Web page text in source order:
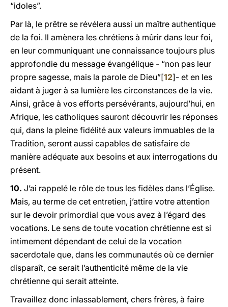
“idoles”.
Par là, le prêtre se révélera aussi un maître authentique
de la foi. Il amènera les chrétiens à mûrir dans leur foi,
en leur communiquant une connaissance toujours plus
approfondie du message évangélique - “non pas leur
propre sagesse, mais la parole de Dieu”[12]- et en les
aidant à juger à sa lumière les circonstances de la vie.
Ainsi, grâce à vos efforts persévérants, aujourd’hui, en
Afrique, les catholiques sauront découvrir les réponses
qui, dans la pleine fidélité aux valeurs immuables de la
Tradition, seront aussi capables de satisfaire de
manière adéquate aux besoins et aux interrogations du
présent.
10. J’ai rappelé le rôle de tous les fidèles dans l’Église.
Mais, au terme de cet entretien, j’attire votre attention
sur le devoir primordial que vous avez à l’égard des
vocations. Le sens de toute vocation chrétienne est si
intimement dépendant de celui de la vocation
sacerdotale que, dans les communautés où ce dernier
disparaît, ce serait l’authenticité même de la vie
chrétienne qui serait atteinte.
Travaillez donc inlassablement, chers frères, à faire